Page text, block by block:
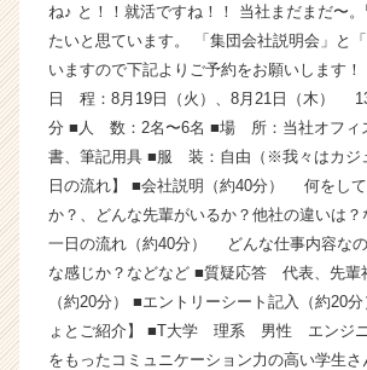
テ
ィ
ー
の
タ
イ
ム
イ
ン】
|
ベ
ン
チ
ね♪ と！！就活ですね！！ 当社まだまだ〜
たいと思ています。 「集団会社説明会」と
いますので下記よりご予約をお願いします
日 程：8月19日（火）、8月21日（木）
分 ■人 数：2名〜6名 ■場 所：当社オフィ
書、筆記用具 ■服 装：自由（※我々はカジ
日の流れ】 ■会社説明（約40分） 何をし
か？、どんな先輩がいるか？他社の違いは？
一日の流れ（約40分） どんな仕事内容な
な感じか？などなど ■質疑応答 代表、先輩
（約20分） ■エントリーシート記入（約20
ょとご紹介】 ■T大学 理系 男性 エンジ
をもったコミュニケーション力の高い学生